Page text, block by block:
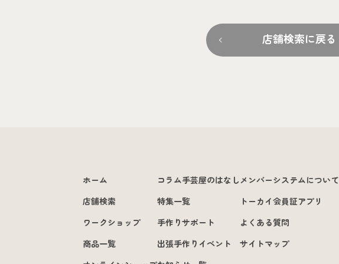
店舗検索に戻る
ホーム
店舗検索
ワークショップ
商品一覧
コラム手芸屋のはなし
特集一覧
手作りサポート
出張手作りイベント
メンバーシステムについて
トーカイ会員証アプリ
よくある質問
サイトマップ